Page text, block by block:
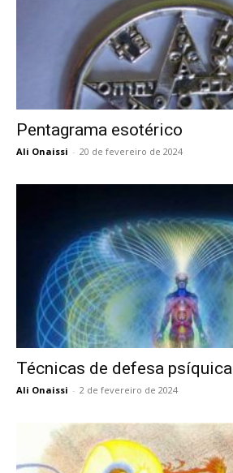
Pentagrama esotérico
Ali Onaissi - 20 de fevereiro de 2024
Técnicas de defesa psíquica
Ali Onaissi - 2 de fevereiro de 2024